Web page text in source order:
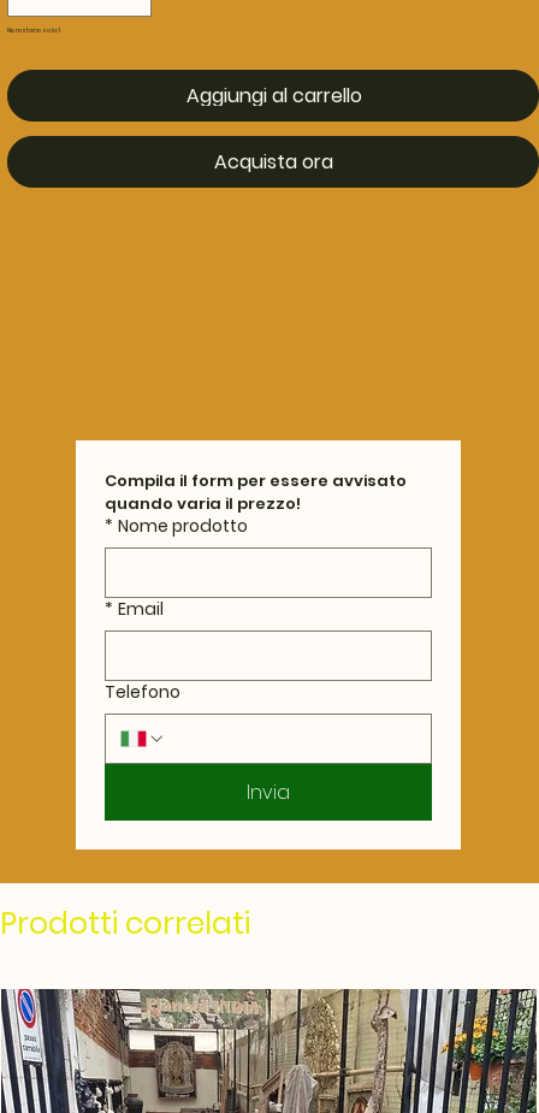
Ne restano solo: 1
Aggiungi al carrello
Acquista ora
Compila il form per essere avvisato
quando varia il prezzo!
* Nome prodotto
* Email
Telefono
Invia
Prodotti correlati